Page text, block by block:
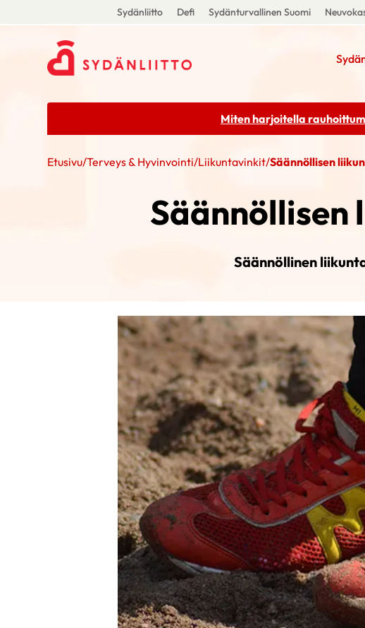
Sydänliitto Defi Sydänturvallinen Suomi
Miten harjoitella
Etusivu/Terveys & Hyvinvointi/Liikuntavinkit/Säännöllisen
Säännöllisen
Säännöllinen